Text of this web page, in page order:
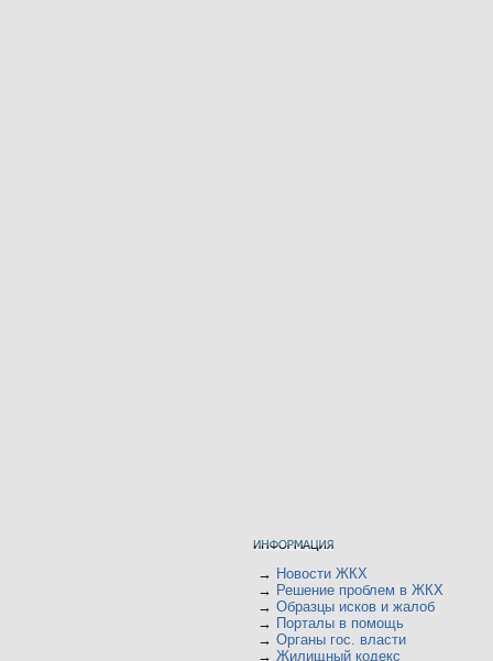
→ Новости ЖКХ
→ Решение проблем в ЖКХ
→ Образцы исков и жалоб
→ Порталы в помощь
→ Органы гос. власти
→ Жилищный кодекс